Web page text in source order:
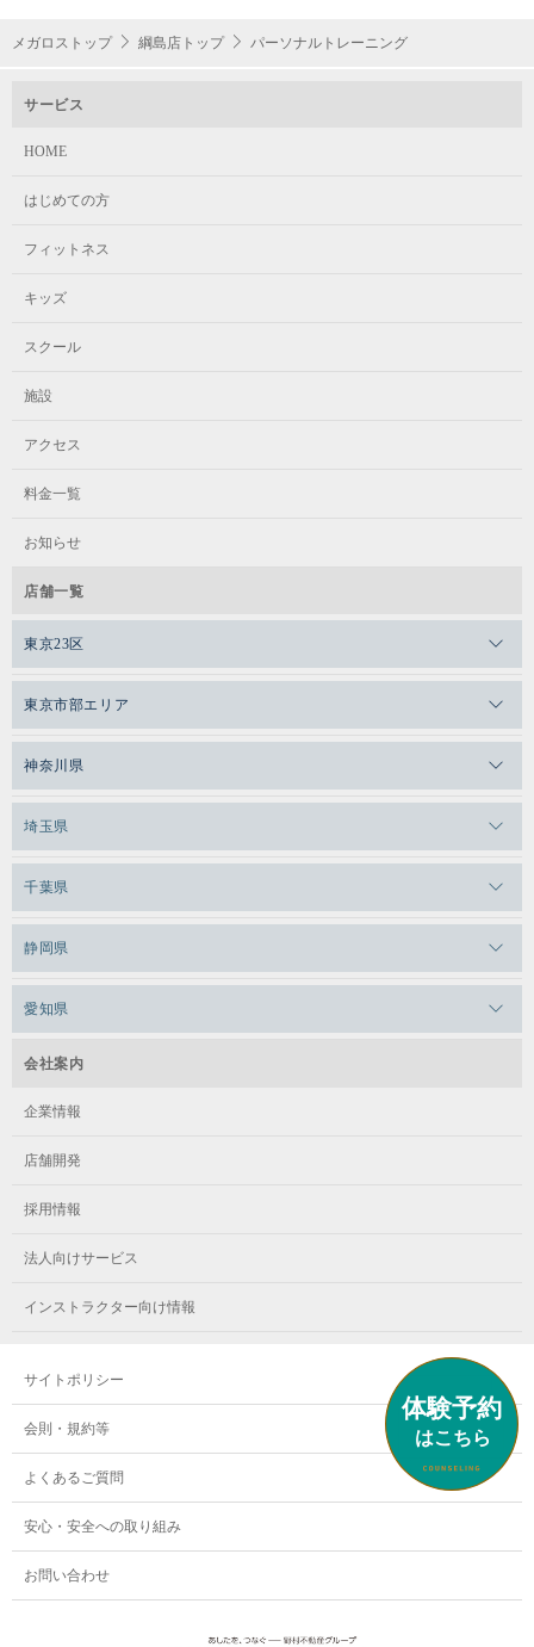
メガロストップ 綱島店トップ パーソナルトレーニング
サービス
HOME
はじめての方
フィットネス
キッズ
スクール
施設
アクセス
料金一覧
お知らせ
店舗一覧
東京23区
メガロスルフレ恵比寿
メガロス日比谷シャンテ
メガロス白金台
メガロス田端
メガロスキッズ錦糸町
メガロス葛飾
東京市部エリア
メガロス三鷹
メガロスルフレ三鷹
メガロス武蔵小金井
メガロスルフレ武蔵小金井
メガロス玉川学園テニススクール
メガロス東小金井学童クラブ
神奈川県
メガロス上永谷
メガロスルフレ上永谷
メガロス神奈川
メガロス日吉
メガロス綱島
メガロスルフレ綱島
メガロス市ヶ尾
メガロス鷺沼
メガロスルフレ鷺沼
メガロス相模大野
メガロス大和
埼玉県
メガロスルフレ草加
千葉県
メガロス本八幡
静岡県
愛知県
メガロステラッセ納屋橋
メガロス千種
会社案内
企業情報
店舗開発
採用情報
法人向けサービス
インストラクター向け情報
サイトポリシー
会則・規約等
よくあるご質問
安心・安全への取り組み
お問い合わせ